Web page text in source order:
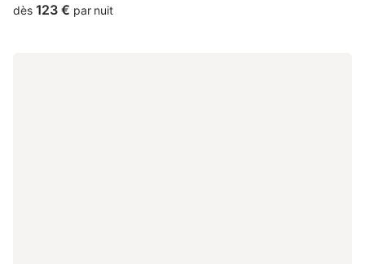
km from Stade de France and 12 km from Opéra Bastille.
dès 123 € par nuit